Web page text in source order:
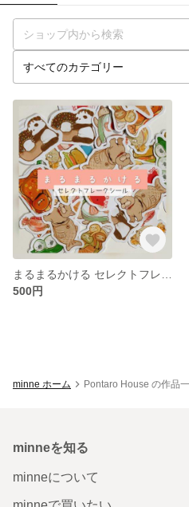
500円
minne ホーム Pontaro House の作品
minneを知る
minneについて